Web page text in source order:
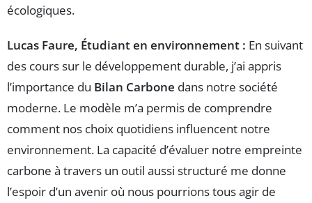
écologiques.
Lucas Faure, Étudiant en environnement : En suivant
des cours sur le développement durable, j’ai appris
l’importance du Bilan Carbone dans notre société
moderne. Le modèle m’a permis de comprendre
comment nos choix quotidiens influencent notre
environnement. La capacité d’évaluer notre empreinte
carbone à travers un outil aussi structuré me donne
l’espoir d’un avenir où nous pourrions tous agir de